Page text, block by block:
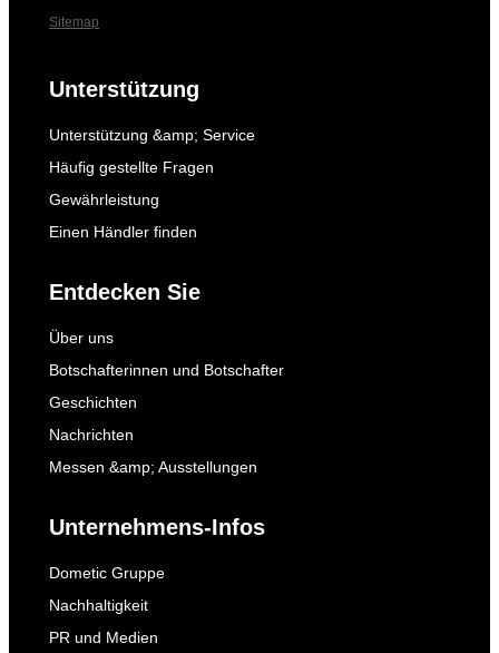
Sitemap
Unterstützung
Unterstützung &amp; Service
Häufig gestellte Fragen
Gewährleistung
Einen Händler finden
Entdecken Sie
Über uns
Botschafterinnen und Botschafter
Geschichten
Nachrichten
Messen &amp; Ausstellungen
Unternehmens-Infos
Dometic Gruppe
Nachhaltigkeit
PR und Medien